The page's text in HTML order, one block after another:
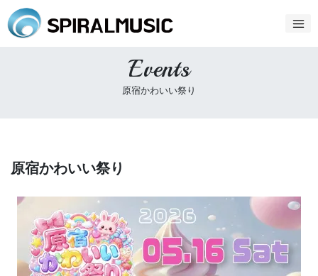
Events
原宿かわいい祭り
原宿かわいい祭り